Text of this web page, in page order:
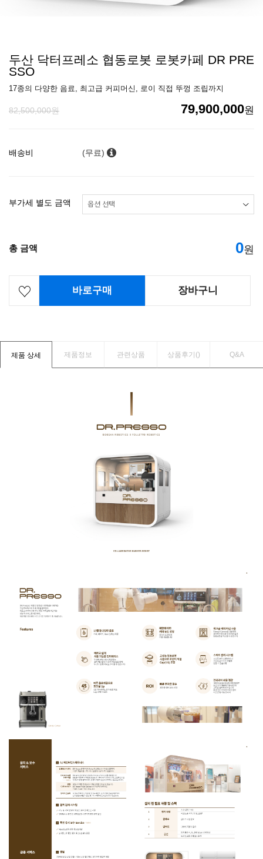
두산 닥터프레소 협동로봇 로봇카페 DR PRE
SSO
17종의 다양한 음료, 최고급 커피머신, 로이 직접 뚜껑 조립까지
82,500,000원 79,900,000원
배송비 (무료)
부가세 별도 금액
총 금액 0원
바로구매 장바구니
제품 상세 제품정보 관련상품 상품후기() Q&A